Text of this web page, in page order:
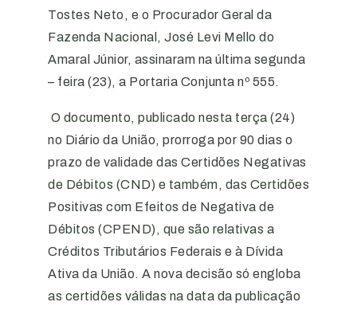
Tostes Neto, e o Procurador Geral da
Fazenda Nacional, José Levi Mello do
Amaral Júnior, assinaram na última segunda
– feira (23), a Portaria Conjunta nº 555.
O documento, publicado nesta terça (24)
no Diário da União, prorroga por 90 dias o
prazo de validade das Certidões Negativas
de Débitos (CND) e também, das Certidões
Positivas com Efeitos de Negativa de
Débitos (CPEND), que são relativas a
Créditos Tributários Federais e à Dívida
Ativa da União. A nova decisão só engloba
as certidões válidas na data da publicação